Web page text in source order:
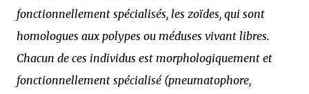
fonctionnellement spécialisés, les zoïdes, qui sont
homologues aux polypes ou méduses vivant libres.
Chacun de ces individus est morphologiquement et
fonctionnellement spécialisé (pneumatophore,